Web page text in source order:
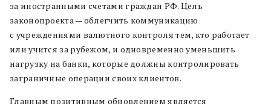
за иностранными счетами граждан РФ. Цель
законопроекта — облегчить коммуникацию
с учреждениями валютного контроля тем, кто работает
или учится за рубежом, и одновременно уменьшить
нагрузку на банки, которые должны контролировать
заграничные операции своих клиентов.
Главным позитивным обновлением является